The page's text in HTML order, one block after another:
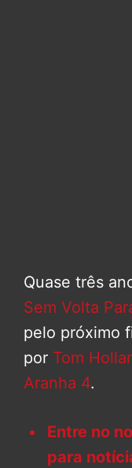
Quase três
Sem Volta
pelo próximo
por Tom
Aranha 4.
Entre no
para